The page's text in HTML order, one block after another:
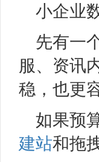
小企业
先有一
服、资讯
稳，也更
如果预
建站和拖